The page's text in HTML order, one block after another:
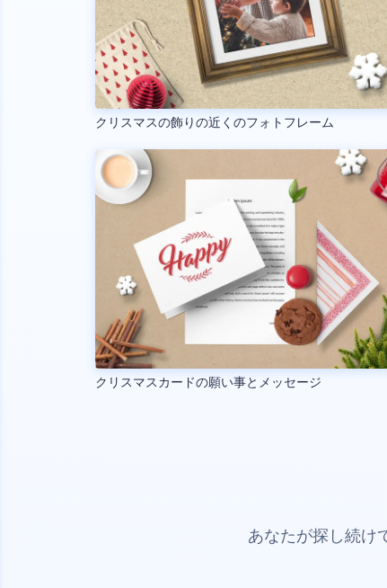
クリスマスの飾りの近くのフォトフレーム
クリスマスカードの願い事とメッセージ
あなたが探し続け